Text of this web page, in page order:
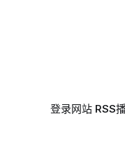
登录网站 RSS